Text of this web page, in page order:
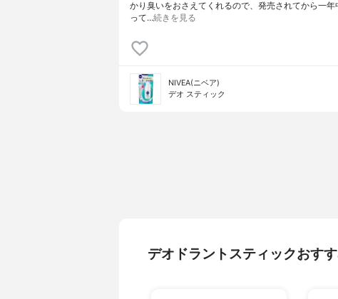
かり臭いをおさえてくれるので、発売されてから一年
って…続きを見る
NIVEA(ニベア)
デオ スティック
デオドラントスティックおす